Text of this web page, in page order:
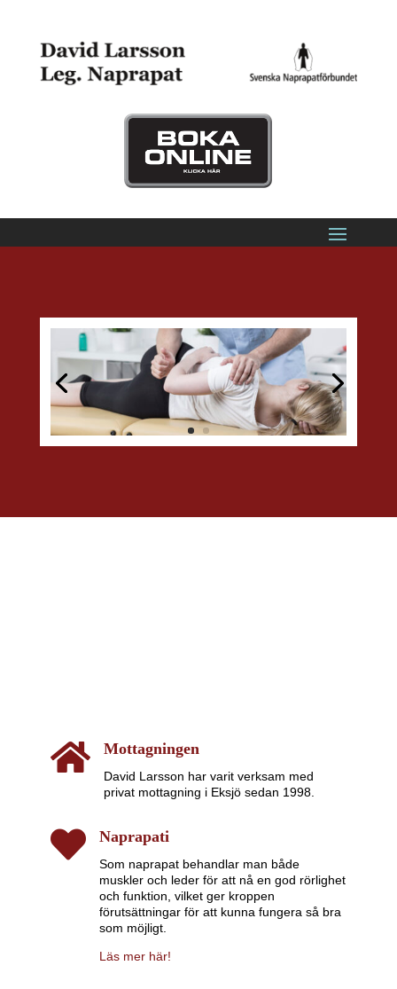
 Mottagningen
David Larsson har varit verksam med
privat mottagning i Eksjö sedan 1998.
 Naprapati
Som naprapat behandlar man både
muskler och leder för att nå en god rörlighet
och funktion, vilket ger kroppen
förutsättningar för att kunna fungera så bra
som möjligt.
Läs mer här!